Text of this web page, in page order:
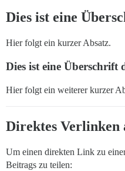
Dies ist eine
Hier folgt ein kurzer Absatz.
Dies ist eine Überschrift
Hier folgt ein weiterer kurzer
Direktes Verlinken
Um einen direkten Link zu
Beitrags zu teilen: